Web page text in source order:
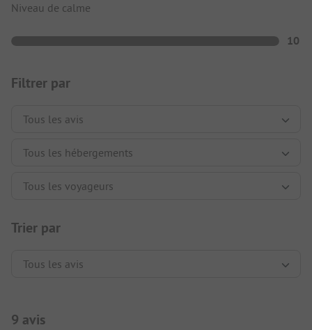
Niveau de calme
10
Filtrer par
Trier par
9 avis